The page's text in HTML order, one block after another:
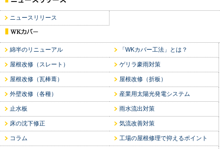
ニュースリリース
綿半のリニューアル 「WKカバー工法」とは？
屋根改修（スレート） ゲリラ豪雨対策
屋根改修（瓦棒葺） 屋根改修（折板）
外壁改修（各種） 産業用太陽光発電システム
止水板 雨水流出対策
床の沈下修正 気流改善対策
コラム 工場の屋根修理で抑えるポイント